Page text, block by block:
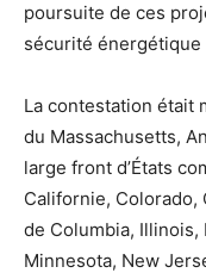
poursuite de ces
sécurité énergétique
La contestation était
du Massachusetts,
large front d’États
Californie,
de Columbia, Illinois,
Minnesota, New